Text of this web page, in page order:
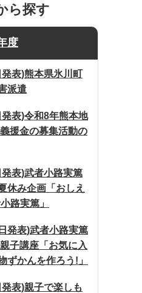
ら探す
度
表)熊本県氷川町
派遣
表)令和8年熊本地
援金の募集活動の
表)武者小路実篤
休み企画「おしえ
路実篤」
発表)武者小路実篤
子講座「お気に入
ずかんを作ろう!」
表)親子で楽しも